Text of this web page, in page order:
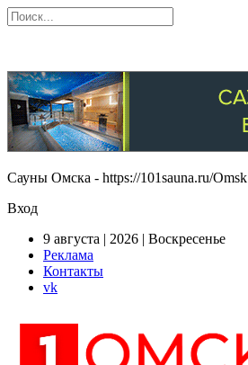
Сауны Омска - https://101sauna.ru/Omsk
Вход
9 августа | 2026 | Воскресенье
Реклама
Контакты
vk